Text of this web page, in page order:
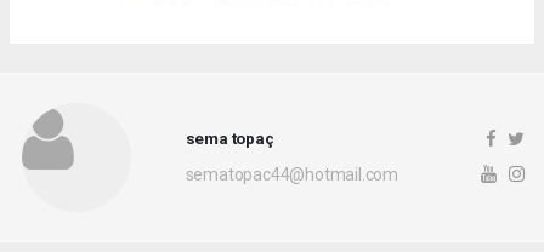
sema topaç
sematopac44@hotmail.com